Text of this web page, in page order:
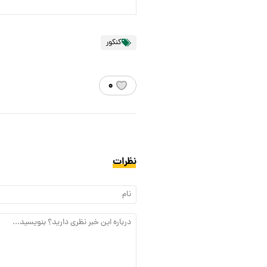
کنکور
۰
نظرات